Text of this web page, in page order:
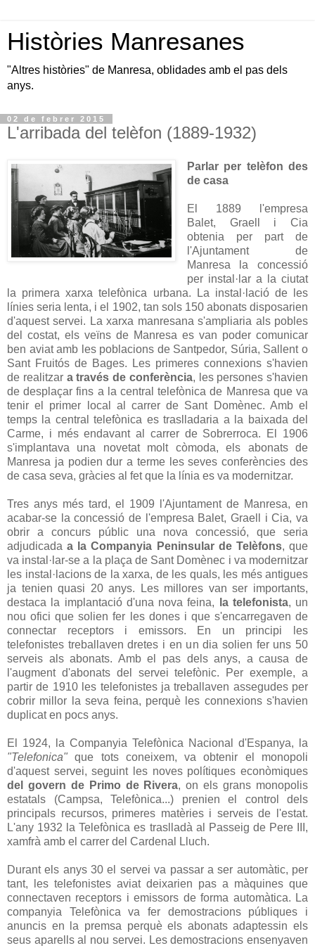
Històries Manresanes
"Altres històries" de Manresa, oblidades amb el pas dels
anys.
02 de febrer 2015
L'arribada del telèfon (1889-1932)
Parlar per telèfon des
de casa
El 1889 l'empresa
Balet, Graell i Cia
obtenia per part de
l'Ajuntament de
Manresa la concessió
per instal·lar a la ciutat
la primera xarxa telefònica urbana. La instal·lació de les
línies seria lenta, i el 1902, tan sols 150 abonats disposarien
d'aquest servei. La xarxa manresana s'ampliaria als pobles
del costat, els veïns de Manresa es van poder comunicar
ben aviat amb les poblacions de Santpedor, Súria, Sallent o
Sant Fruitós de Bages. Les primeres connexions s'havien
de realitzar a través de conferència, les persones s'havien
de desplaçar fins a la central telefònica de Manresa que va
tenir el primer local al carrer de Sant Domènec. Amb el
temps la central telefònica es traslladaria a la baixada del
Carme, i més endavant al carrer de Sobrerroca. El 1906
s'implantava una novetat molt còmoda, els abonats de
Manresa ja podien dur a terme les seves conferències des
de casa seva, gràcies al fet que la línia es va modernitzar.
Tres anys més tard, el 1909 l'Ajuntament de Manresa, en
acabar-se la concessió de l'empresa Balet, Graell i Cia, va
obrir a concurs públic una nova concessió, que seria
adjudicadaa la Companyia Peninsular de Telèfons, que
va instal·lar-se a la plaça de Sant Domènec i va modernitzar
les instal·lacions de la xarxa, de les quals, les més antigues
ja tenien quasi 20 anys. Les millores van ser importants,
destaca la implantació d'una nova feina, la telefonista, un
nou ofici que solien fer les dones i que s'encarregaven de
connectar receptors i emissors. En un principi les
telefonistes treballaven dretes i en un dia solien fer uns 50
serveis als abonats. Amb el pas dels anys, a causa de
l'augment d'abonats del servei telefònic. Per exemple, a
partir de 1910 les telefonistes ja treballaven assegudes per
cobrir millor la seva feina, perquè les connexions s'havien
duplicat en pocs anys.
El 1924, la Companyia Telefònica Nacional d'Espanya, la
"Telefonica" que tots coneixem, va obtenir el monopoli
d'aquest servei, seguint les noves polítiques econòmiques
del govern de Primo de Rivera, on els grans monopolis
estatals (Campsa, Telefònica...) prenien el control dels
principals recursos, primeres matèries i serveis de l'estat.
L'any 1932 la Telefònica es traslladà al Passeig de Pere III,
xamfrà amb el carrer del Cardenal Lluch.
Durant els anys 30 el servei va passar a ser automàtic, per
tant, les telefonistes aviat deixarien pas a màquines que
connectaven receptors i emissors de forma automàtica. La
companyia Telefònica va fer demostracions públiques i
anuncis en la premsa perquè els abonats adaptessin els
seus aparells al nou servei. Les demostracions ensenyaven